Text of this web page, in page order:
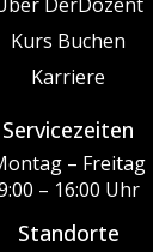
Kurs Buchen
Karriere
Servicezeiten
– Freitag
– 16:00 Uhr
Standorte